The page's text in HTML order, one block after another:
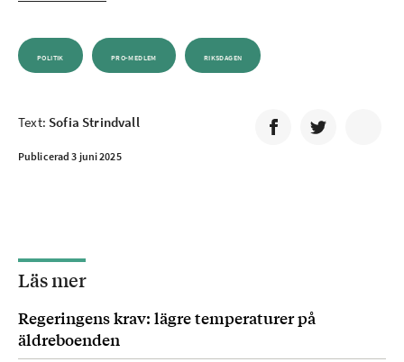
Intressen: Familjen, fotboll och faktiskt
arbetet som riksdagsledamot.
POLITIK PRO-MEDLEM RIKSDAGEN
Text: Sofia Strindvall
Publicerad 3 juni 2025
Läs mer
Regeringens krav: lägre temperaturer på
äldreboenden